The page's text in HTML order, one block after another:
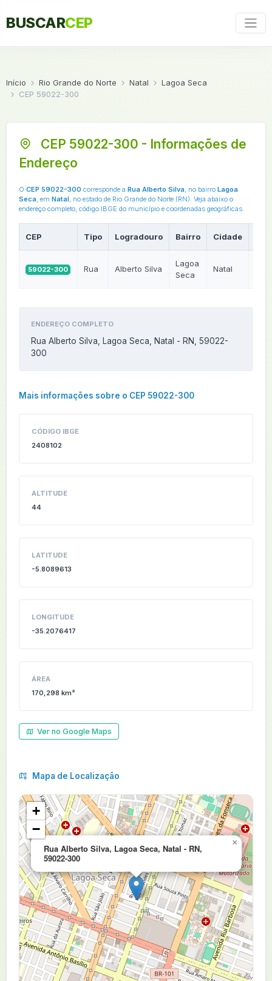
BUSCARCEP
Início Rio Grande do Norte Natal
Lagoa Seca
CEP 59022-300
CEP 59022-300 - Informações de
Endereço
O CEP 59022-300 corresponde a Rua Alberto Silva, no bairro Lagoa
Seca, em Natal, no estado de Rio Grande do Norte (RN). Veja abaixo o
endereço completo, código IBGE do município e coordenadas geográficas.
CEP Tipo Logradouro Bairro Cidade
59022-300 Rua Alberto Silva
Lagoa
Seca
Natal
ENDEREÇO COMPLETO
Rua Alberto Silva, Lagoa Seca, Natal - RN, 59022-
300
Mais informações sobre o CEP 59022-300
CÓDIGO IBGE
2408102
ALTITUDE
44
LATITUDE
-5.8089613
LONGITUDE
-35.2076417
ÁREA
170,298 km²
Ver no Google Maps
Mapa de Localização
Rua Alberto Silva, Lagoa Seca, Natal - RN,
59022-300
×
+
−